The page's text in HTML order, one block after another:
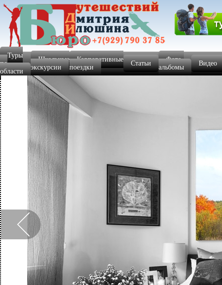
Туры
по
области
Школьные
экскурсии
Корпоративные
поездки
Статьи
Фото-
альбомы
Видео